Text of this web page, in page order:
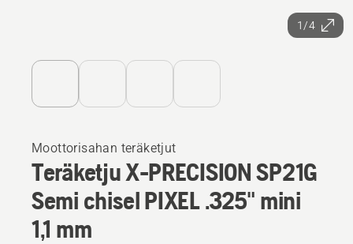
1/4
Moottorisahan teräketjut
Teräketju X-PRECISION SP21G
Semi chisel PIXEL .325" mini
1,1 mm